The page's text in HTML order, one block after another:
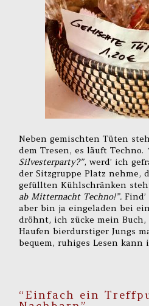
Neben gemischten Tüten
dem Tresen, es läuft Techno.
Silvesterparty?”, werd’ ich
der Sitzgruppe Platz nehme,
gefüllten Kühlschränken
ab Mitternacht Techno!”.
aber bin ja eingeladen bei
dröhnt, ich zücke mein
Haufen bierdurstiger Jungs
bequem, ruhiges Lesen kann
“Einfach ein